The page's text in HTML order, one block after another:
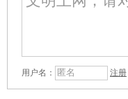
用户名： 注册